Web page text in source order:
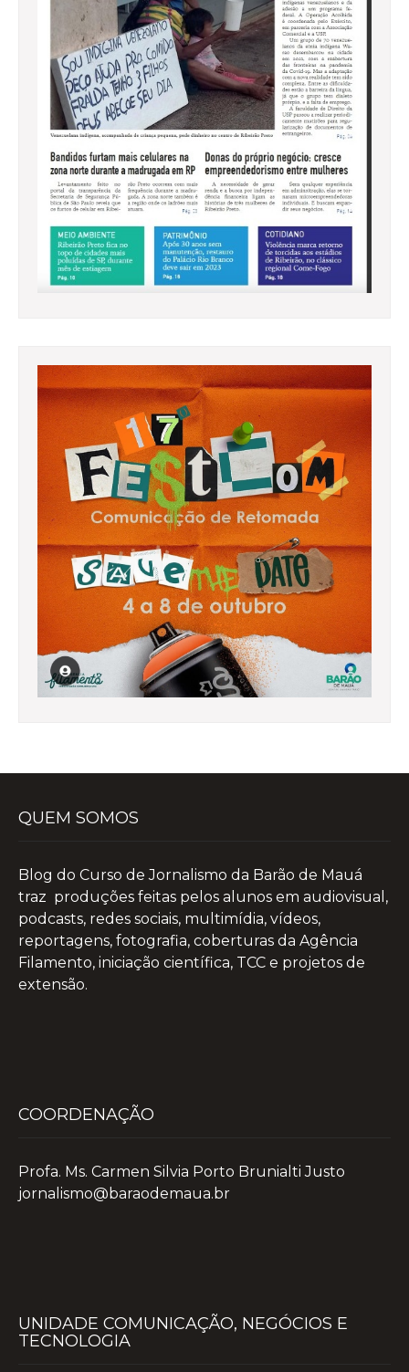
QUEM SOMOS
Blog do Curso de Jornalismo da Barão de Mauá
traz produções feitas pelos alunos em audiovisual,
podcasts, redes sociais, multimídia, vídeos,
reportagens, fotografia, coberturas da Agência
Filamento, iniciação científica, TCC e projetos de
extensão.
COORDENAÇÃO
Profa. Ms. Carmen Silvia Porto Brunialti Justo
jornalismo@baraodemaua.br
UNIDADE COMUNICAÇÃO, NEGÓCIOS E
TECNOLOGIA